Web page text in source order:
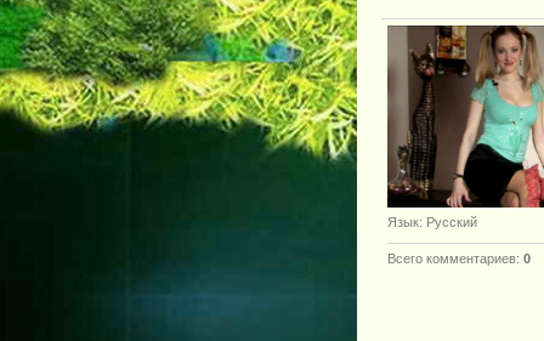
Язык: Русский
Всего комментариев: 0